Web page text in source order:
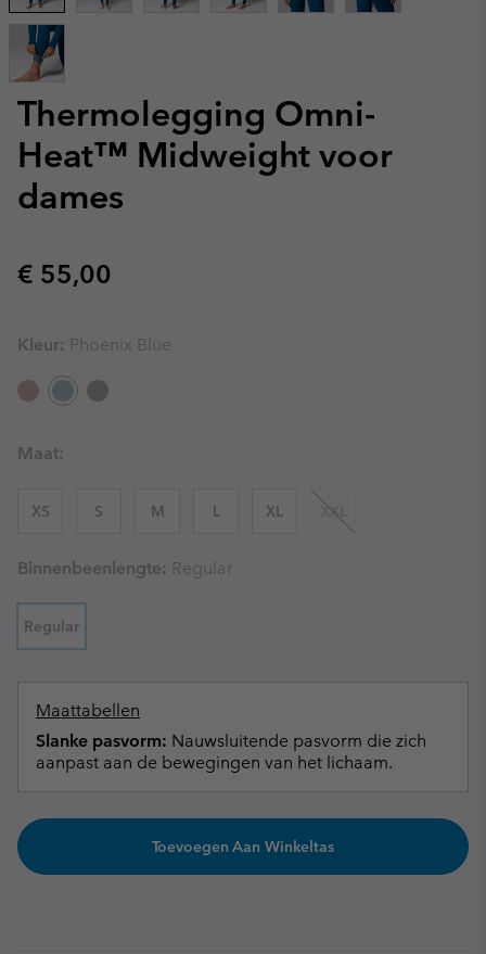
Thermolegging Omni-
Heat™ Midweight voor
dames
Regular price:
€ 55,00
Kleur: Phoenix Blue
Maat:
XS S M L XL XXL
Binnenbeenlengte: Regular
Regular
Maattabellen
Slanke pasvorm: Nauwsluitende pasvorm die zich
aanpast aan de bewegingen van het lichaam.
Toevoegen Aan Winkeltas